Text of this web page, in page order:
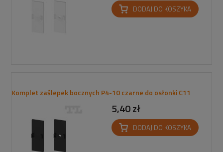
DODAJ DO KOSZYKA
Komplet zaślepek bocznych P4-10 czarne do osłonki C11
5,40 zł
DODAJ DO KOSZYKA